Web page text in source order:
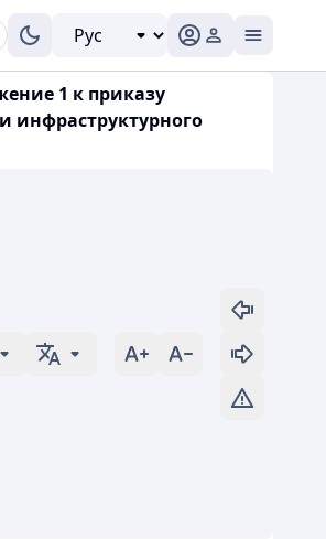
1 к приказу
инфраструктурного